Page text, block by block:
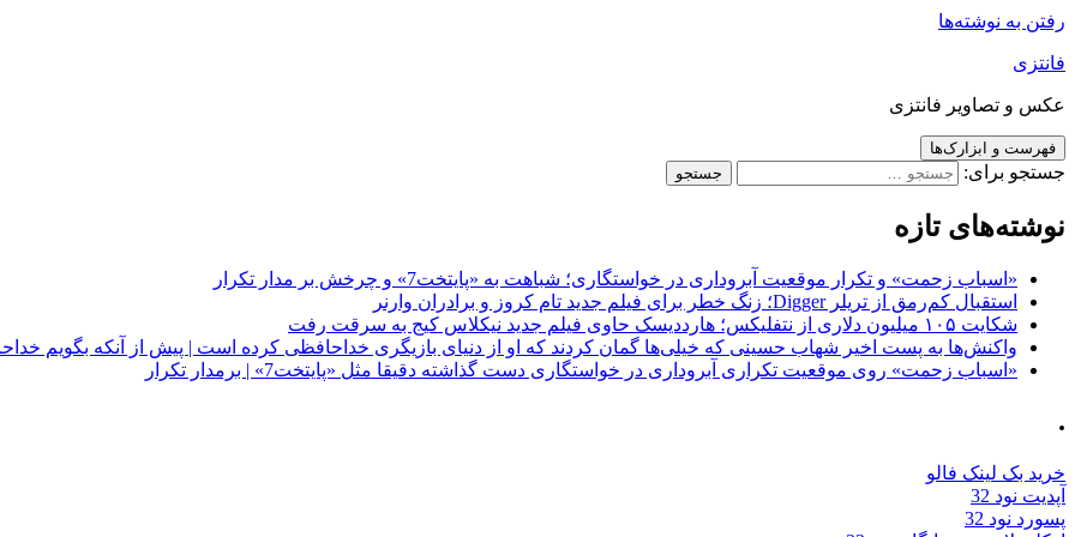
رفتن به نوشته‌ها
فانتزی
عکس و تصاویر فانتزی
فهرست و ابزارک‌ها
جستجو برای:
نوشته‌های تازه
«اسباب زحمت» و تکرار موقعیت آبروداری در خواستگاری؛ شباهت به «پایتخت7» و چرخش بر مدار تکرار
استقبال کم‌رمق از تریلر Digger؛ زنگ خطر برای فیلم جدید تام کروز و برادران وارنر
شکایت ۱۰۵ میلیون دلاری از نتفلیکس؛ هارددیسک حاوی فیلم جدید نیکلاس کیج به سرقت رفت
واکنش‌ها به پست اخیر شهاب حسینی که خیلی‌ها گمان کردند که او از دنیای بازیگری خداحافظی کرده است | پیش از آنکه بگویم
«اسباب زحمت» روی موقعیت تکراری آبروداری در خواستگاری دست گذاشته دقیقا مثل «پایتخت7» | برمدار تکرار
.
خرید بک لینک فالو
آپدیت نود 32
پسورد نود 32